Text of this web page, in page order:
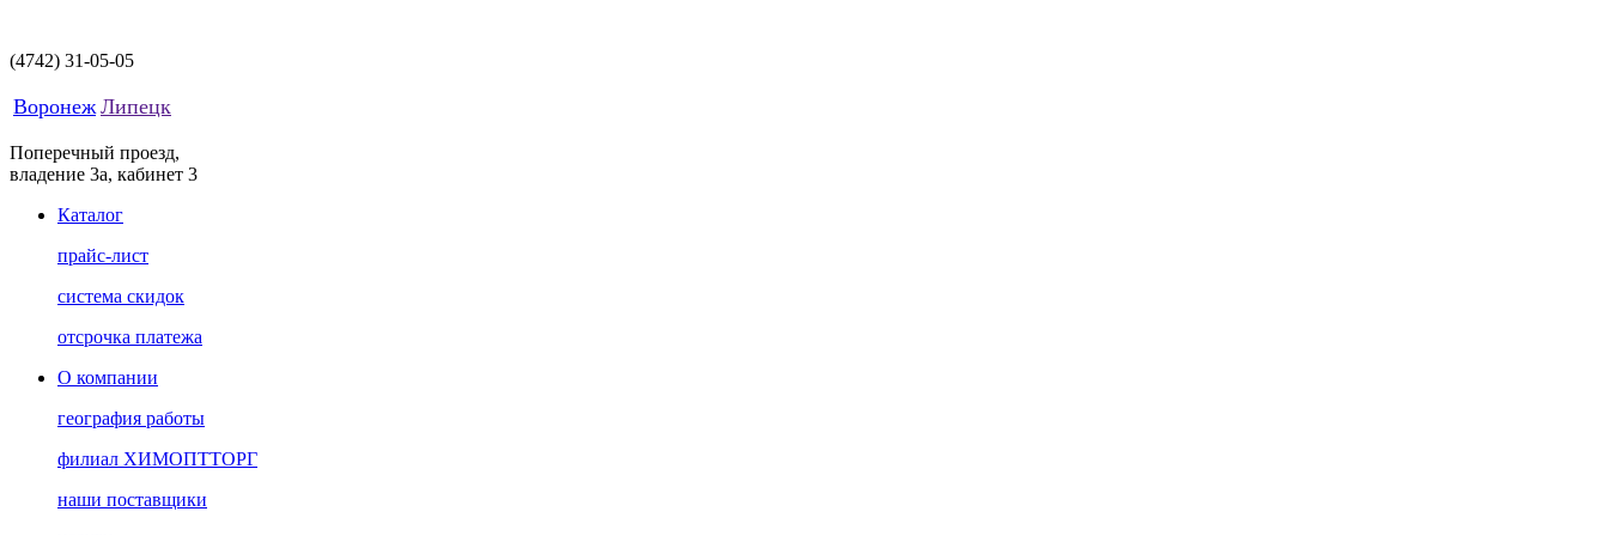
(4742) 31-05-05
Воронеж Липецк
Поперечный проезд,
владение 3а, кабинет 3
Каталог
прайс-лист
система скидок
отсрочка платежа
О компании
география работы
филиал ХИМОПТТОРГ
наши поставщики